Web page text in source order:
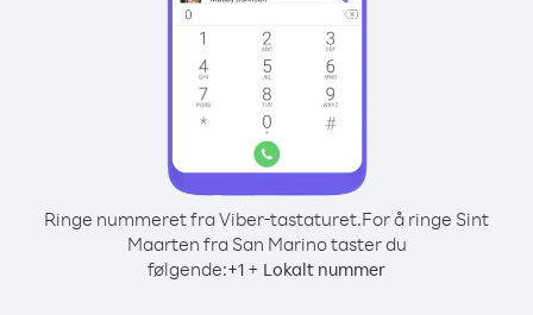
Ringe nummeret fra Viber-tastaturet.For å ringe Sint
Maarten fra San Marino taster du
følgende:+1 + Lokalt nummer